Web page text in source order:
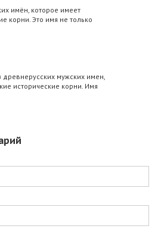
имён, которое имеет
корни. Это имя не только
мужских имен,
исторические корни. Имя